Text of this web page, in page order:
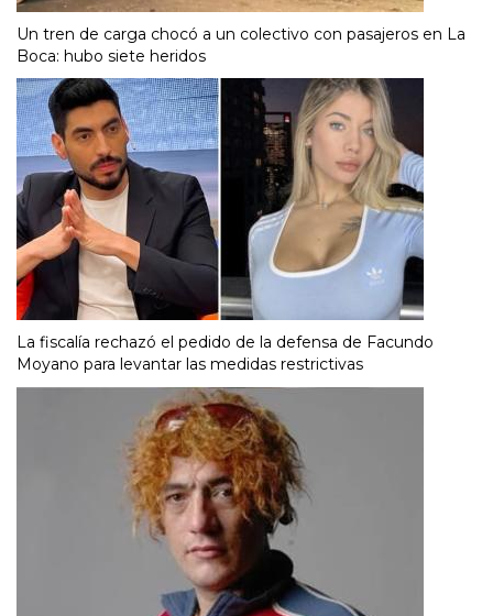
Un tren de carga chocó a un colectivo con pasajeros en La
Boca: hubo siete heridos
La fiscalía rechazó el pedido de la defensa de Facundo
Moyano para levantar las medidas restrictivas